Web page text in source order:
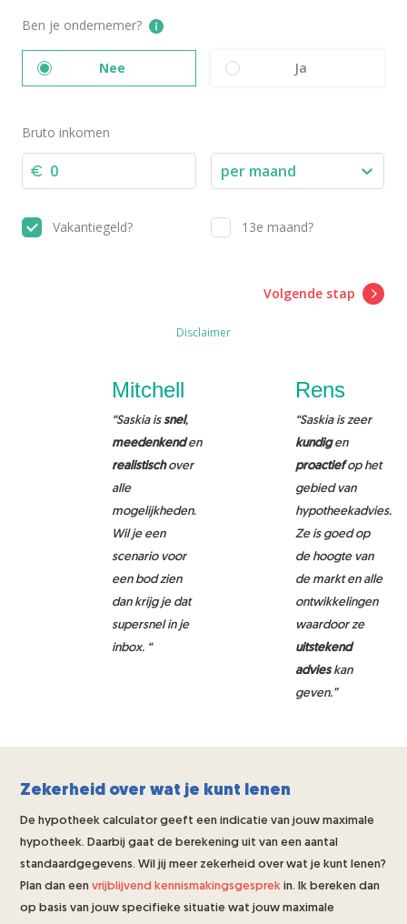
Mitchell
“Saskia issnel,
meedenkenden
realistischover
alle
mogelijkheden.
Wil je een
scenario voor
een bod zien
dan krijg je dat
supersnel in je
inbox. “
Rens
“Saskia is zeer
kundigen
proactiefop het
gebied van
hypotheekadvies.
Ze is goed op
de hoogte van
de markt en alle
ontwikkelingen
waardoor ze
uitstekend
advieskan
geven.”
Zekerheid over wat je kunt lenen
De hypotheek calculator geeft een indicatie van jouw maximale
hypotheek. Daarbij gaat de berekening uit van een aantal
standaardgegevens. Wil jij meer zekerheid over wat je kunt lenen?
Plan dan eenvrijblijvend kennismakingsgesprek in. Ik bereken dan
op basis van jouw specifieke situatie wat jouw maximale